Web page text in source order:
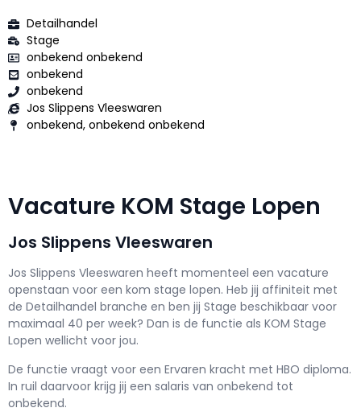
Detailhandel
Stage
onbekend onbekend
onbekend
onbekend
Jos Slippens Vleeswaren
onbekend, onbekend onbekend
Vacature KOM Stage Lopen
Jos Slippens Vleeswaren
Jos Slippens Vleeswaren heeft momenteel een vacature
openstaan voor een kom stage lopen. Heb jij affiniteit met
de Detailhandel branche en ben jij Stage beschikbaar voor
maximaal 40 per week? Dan is de functie als KOM Stage
Lopen wellicht voor jou.
De functie vraagt voor een Ervaren kracht met HBO diploma.
In ruil daarvoor krijg jij een salaris van onbekend tot
onbekend.